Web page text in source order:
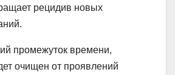
рецидив новых
промежуток времени,
очищен от проявлений